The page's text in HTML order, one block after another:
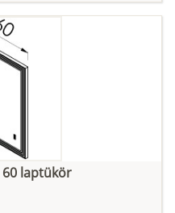
laptükör